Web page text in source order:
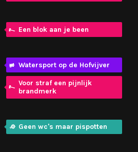
Een blok aan je been
Watersport op de Hofvijver
Voor straf een pijnlijk
brandmerk
Geen wc's maar pispotten